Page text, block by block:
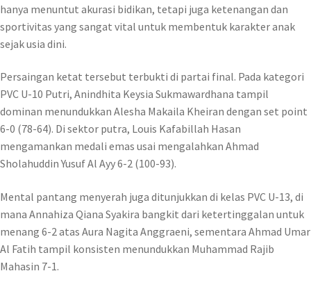
hanya menuntut akurasi bidikan, tetapi juga ketenangan dan
sportivitas yang sangat vital untuk membentuk karakter anak
sejak usia dini.
Persaingan ketat tersebut terbukti di partai final. Pada kategori
PVC U-10 Putri, Anindhita Keysia Sukmawardhana tampil
dominan menundukkan Alesha Makaila Kheiran dengan set point
6-0 (78-64). Di sektor putra, Louis Kafabillah Hasan
mengamankan medali emas usai mengalahkan Ahmad
Sholahuddin Yusuf Al Ayy 6-2 (100-93).
Mental pantang menyerah juga ditunjukkan di kelas PVC U-13, di
mana Annahiza Qiana Syakira bangkit dari ketertinggalan untuk
menang 6-2 atas Aura Nagita Anggraeni, sementara Ahmad Umar
Al Fatih tampil konsisten menundukkan Muhammad Rajib
Mahasin 7-1.